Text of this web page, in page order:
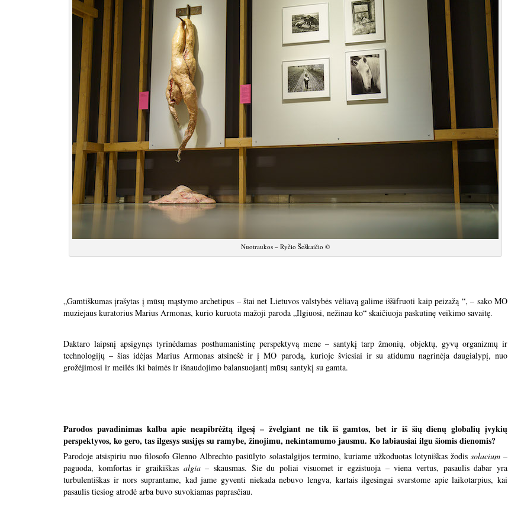
Nuotraukos – Ryčio Šeškaičio ©
„Gamtiškumas įrašytas į mūsų mąstymo archetipus – štai net Lietuvos valstybės vėliavą galime iššifruoti kaip peizažą “, – sako MO
muziejaus kuratorius Marius Armonas, kurio kuruota mažoji paroda „Ilgiuosi, nežinau ko“ skaičiuoja paskutinę veikimo savaitę.
Daktaro laipsnį apsigynęs tyrinėdamas posthumanistinę perspektyvą mene – santykį tarp žmonių, objektų, gyvų organizmų ir
technologijų – šias idėjas Marius Armonas atsinešė ir į MO parodą, kurioje šviesiai ir su atidumu nagrinėja daugialypį, nuo
grožėjimosi ir meilės iki baimės ir išnaudojimo balansuojantį mūsų santykį su gamta.
Parodos pavadinimas kalba apie neapibrėžtą ilgesį – žvelgiant ne tik iš gamtos, bet ir iš šių dienų globalių įvykių
perspektyvos, ko gero, tas ilgesys susijęs su ramybe, žinojimu, nekintamumo jausmu. Ko labiausiai ilgu šiomis dienomis?
Parodoje atsispiriu nuo filosofo Glenno Albrechto pasiūlyto solastalgijos termino, kuriame užkoduotas lotyniškas žodis solacium–
paguoda, komfortas ir graikiškas algia– skausmas. Šie du poliai visuomet ir egzistuoja – viena vertus, pasaulis dabar yra
turbulentiškas ir nors suprantame, kad jame gyventi niekada nebuvo lengva, kartais ilgesingai svarstome apie laikotarpius, kai
pasaulis tiesiog atrodė arba buvo suvokiamas paprasčiau.